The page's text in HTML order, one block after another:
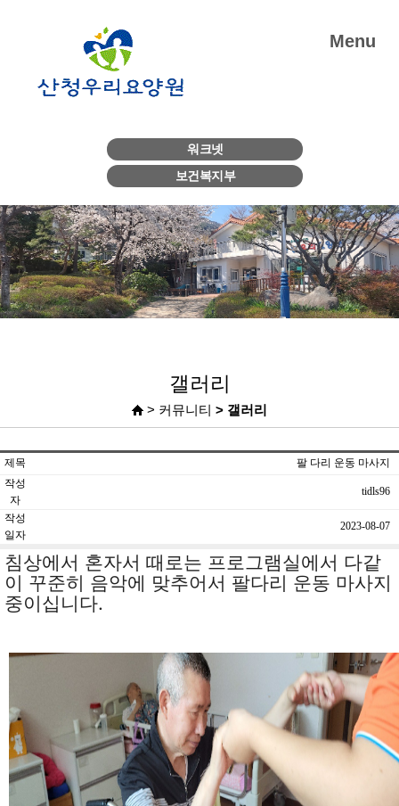
Menu
워크넷
보건복지부
갤러리
> 커뮤니티 > 갤러리
제목
팔 다리 운동 마사지
작성
자
tidls96
작성
일자
2023-08-07
침상에서 혼자서 때로는 프로그램실에서 다같
이 꾸준히 음악에 맞추어서 팔다리 운동 마사지
중이십니다.